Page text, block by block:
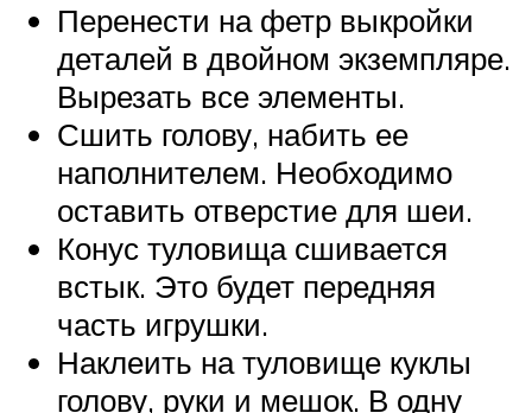
Перенести на фетр выкройки
деталей в двойном экземпляре.
Вырезать все элементы.
Сшить голову, набить ее
наполнителем. Необходимо
оставить отверстие для шеи.
Конус туловища сшивается
встык. Это будет передняя
часть игрушки.
Наклеить на туловище куклы
голову, руки и мешок. В одну